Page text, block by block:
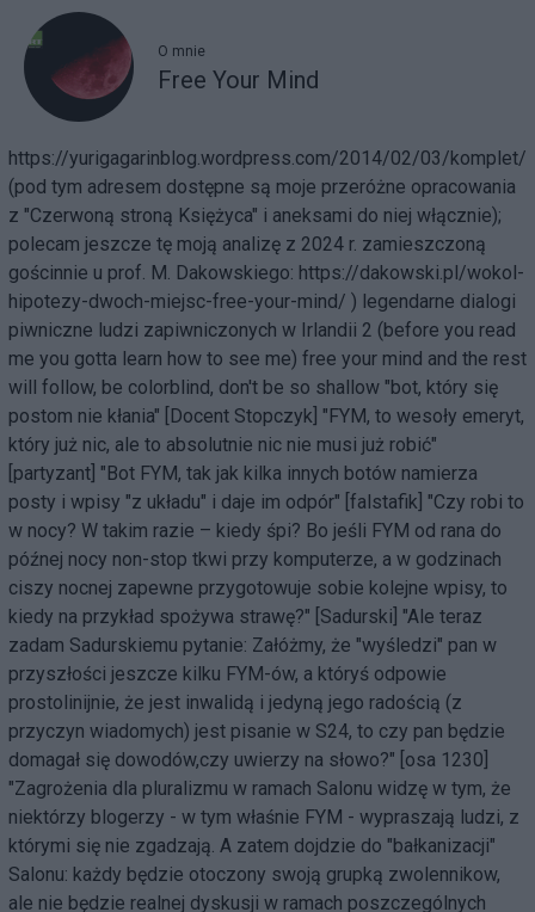
O mnie
Free Your Mind
https://yurigagarinblog.wordpress.com/2014/02/03/komplet/
(pod tym adresem dostępne są moje przeróżne opracowania
z "Czerwoną stroną Księżyca" i aneksami do niej włącznie);
polecam jeszcze tę moją analizę z 2024 r. zamieszczoną
gościnnie u prof. M. Dakowskiego: https://dakowski.pl/wokol-
hipotezy-dwoch-miejsc-free-your-mind/ ) legendarne dialogi
piwniczne ludzi zapiwniczonych w Irlandii 2 (before you read
me you gotta learn how to see me) free your mind and the rest
will follow, be colorblind, don't be so shallow "bot, który się
postom nie kłania" [Docent Stopczyk] "FYM, to wesoły emeryt,
który już nic, ale to absolutnie nic nie musi już robić"
[partyzant] "Bot FYM, tak jak kilka innych botów namierza
posty i wpisy "z układu" i daje im odpór" [falstafik] "Czy robi to
w nocy? W takim razie – kiedy śpi? Bo jeśli FYM od rana do
późnej nocy non-stop tkwi przy komputerze, a w godzinach
ciszy nocnej zapewne przygotowuje sobie kolejne wpisy, to
kiedy na przykład spożywa strawę?" [Sadurski] "Ale teraz
zadam Sadurskiemu pytanie: Załóżmy, że "wyśledzi" pan w
przyszłości jeszcze kilku FYM-ów, a któryś odpowie
prostolinijnie, że jest inwalidą i jedyną jego radością (z
przyczyn wiadomych) jest pisanie w S24, to czy pan będzie
domagał się dowodów,czy uwierzy na słowo?" [osa 1230]
"Zagrożenia dla pluralizmu w ramach Salonu widzę w tym, że
niektórzy blogerzy - w tym właśnie FYM - wypraszają ludzi, z
którymi się nie zgadzają. A zatem dojdzie do "bałkanizacji"
Salonu: każdy będzie otoczony swoją grupką zwolennikow,
ale nie będzie realnej dyskusji w ramach poszczególnych